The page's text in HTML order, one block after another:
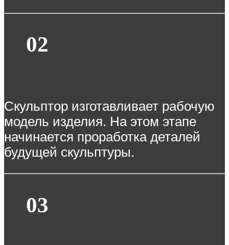
02
Скульптор изготавливает рабочую
модель изделия. На этом этапе
начинается проработка деталей
будущей скульптуры.
03